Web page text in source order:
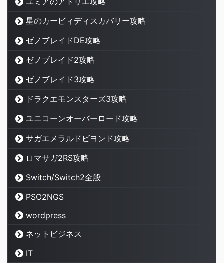
星のカービィディスカバリー攻略
ゼノブレイドDE攻略
ゼノブレイド2攻略
ゼノブレイド3攻略
ドラクエモンスターズ3攻略
ユニコーンオーバーロード攻略
サガエメラルドビヨンド攻略
ロマサガ2RS攻略
Switch/Switch2全般
PSO2NGS
wordpress
ネットビジネス
IT